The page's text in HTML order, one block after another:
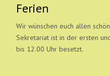
Ferien
Wir wünschen euch allen
Sekretariat ist in der ersten
bis 12.00 Uhr besetzt.